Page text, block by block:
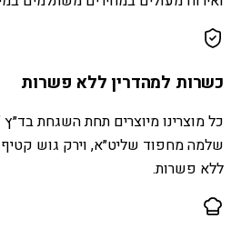
כשרות למהדרין ללא פשרות
כל מוצרינו מיוצרים תחת השגחת
שלמה מחפוד שליט״א, וירק גוש
ללא פשרות.